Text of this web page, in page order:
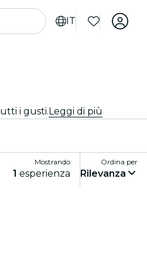
IT
i gusti.Leggi di più
Mostrando
1 esperienza
Ordina per
Rilevanza